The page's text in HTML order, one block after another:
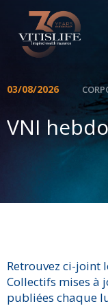
03/08/2026
VNI
Retrouvez ci-joint
Collectifs mises à
publiées chaque